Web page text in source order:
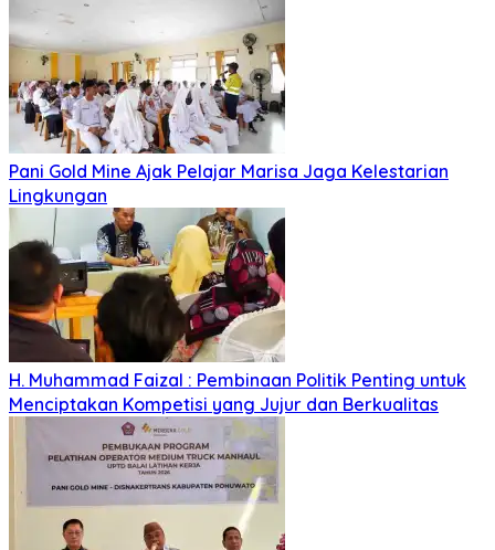
Pani Gold Mine Ajak Pelajar Marisa Jaga Kelestarian
Lingkungan
H. Muhammad Faizal : Pembinaan Politik Penting untuk
Menciptakan Kompetisi yang Jujur dan Berkualitas